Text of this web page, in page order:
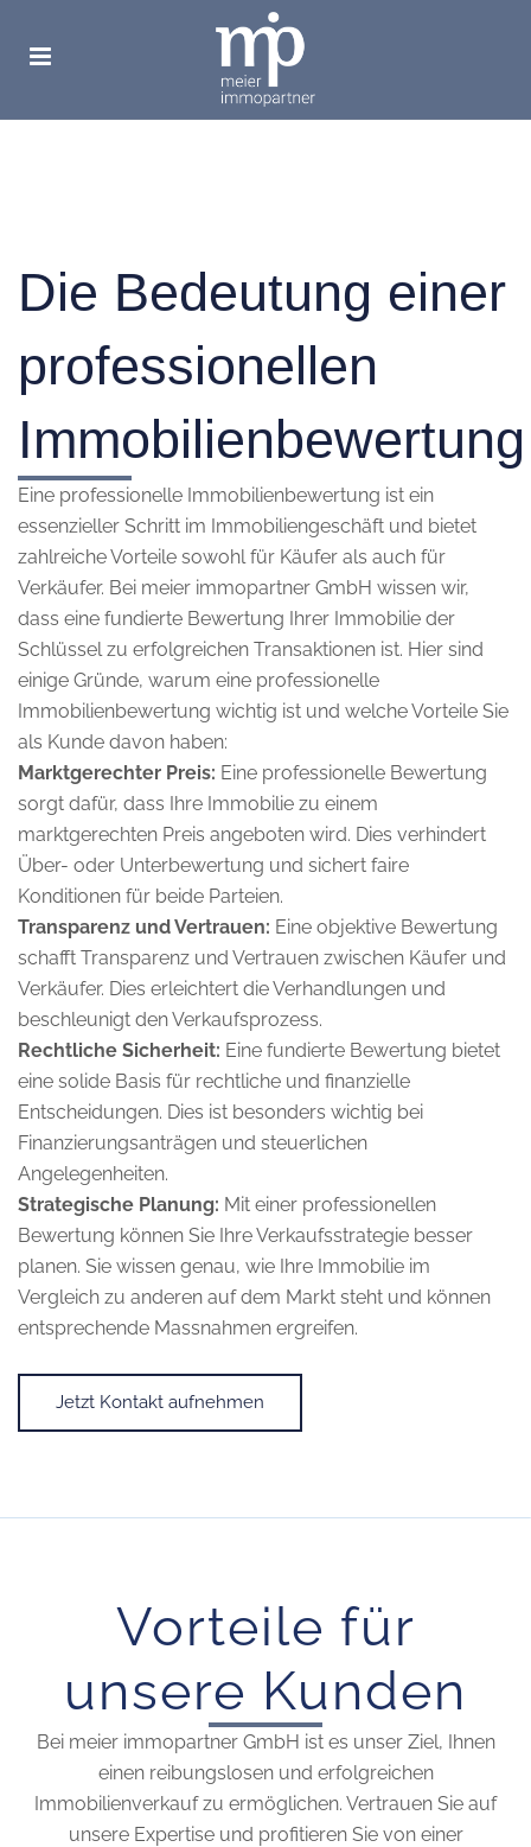
Die Bedeutung einer
professionellen
Immobilienbewertung
Eine professionelle Immobilienbewertung ist ein
essenzieller Schritt im Immobiliengeschäft und bietet
zahlreiche Vorteile sowohl für Käufer als auch für
Verkäufer. Bei meier immopartner GmbH wissen wir,
dass eine fundierte Bewertung Ihrer Immobilie der
Schlüssel zu erfolgreichen Transaktionen ist. Hier sind
einige Gründe, warum eine professionelle
Immobilienbewertung wichtig ist und welche Vorteile Sie
als Kunde davon haben:
Marktgerechter Preis: Eine professionelle Bewertung
sorgt dafür, dass Ihre Immobilie zu einem
marktgerechten Preis angeboten wird. Dies verhindert
Über- oder Unterbewertung und sichert faire
Konditionen für beide Parteien.
Transparenz und Vertrauen: Eine objektive Bewertung
schafft Transparenz und Vertrauen zwischen Käufer und
Verkäufer. Dies erleichtert die Verhandlungen und
beschleunigt den Verkaufsprozess.
Rechtliche Sicherheit: Eine fundierte Bewertung bietet
eine solide Basis für rechtliche und finanzielle
Entscheidungen. Dies ist besonders wichtig bei
Finanzierungsanträgen und steuerlichen
Angelegenheiten.
Strategische Planung: Mit einer professionellen
Bewertung können Sie Ihre Verkaufsstrategie besser
planen. Sie wissen genau, wie Ihre Immobilie im
Vergleich zu anderen auf dem Markt steht und können
entsprechende Massnahmen ergreifen.
Jetzt Kontakt aufnehmen
Vorteile für
unsere Kunden
Bei meier immopartner GmbH ist es unser Ziel, Ihnen
einen reibungslosen und erfolgreichen
Immobilienverkauf zu ermöglichen. Vertrauen Sie auf
unsere Expertise und profitieren Sie von einer